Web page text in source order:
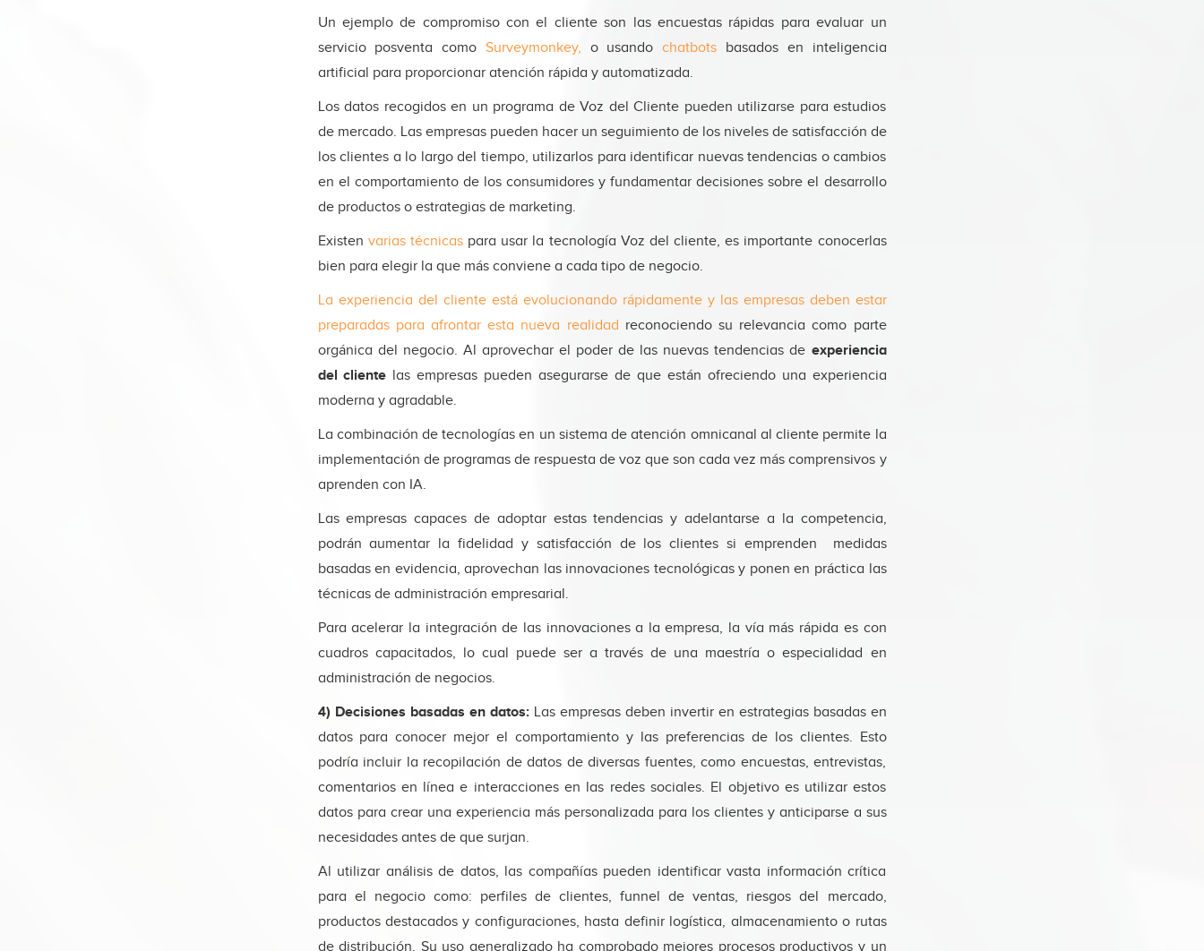
Un ejemplo de compromiso con el cliente son las encuestas rápidas para evaluar un
servicio posventa como Surveymonkey, o usandochatbots basados en inteligencia
artificial para proporcionar atención rápida y automatizada.
Los datos recogidos en un programa de Voz del Cliente pueden utilizarse para estudios
de mercado. Las empresas pueden hacer un seguimiento de los niveles de satisfacción de
los clientes a lo largo del tiempo, utilizarlos para identificar nuevas tendencias o cambios
en el comportamiento de los consumidores y fundamentar decisiones sobre el desarrollo
de productos o estrategias de marketing.
Existen varias técnicaspara usar la tecnología Voz del cliente, es importante conocerlas
bien para elegir la que más conviene a cada tipo de negocio.
La experiencia del cliente está evolucionando rápidamente y las empresas deben estar
preparadas para afrontar esta nueva realidad reconociendo su relevancia como parte
orgánica del negocio. Al aprovechar el poder de las nuevas tendencias de experiencia
del cliente las empresas pueden asegurarse de que están ofreciendo una experiencia
moderna y agradable.
La combinación de tecnologías en un sistema de atención omnicanal al cliente permite la
implementación de programas de respuesta de voz que son cada vez más comprensivos y
aprenden con IA.
Las empresas capaces de adoptar estas tendencias y adelantarse a la competencia,
podrán aumentar la fidelidad y satisfacción de los clientes si emprenden medidas
basadas en evidencia, aprovechan las innovaciones tecnológicas y ponen en práctica las
técnicas de administración empresarial.
Para acelerar la integración de las innovaciones a la empresa, la vía más rápida es con
cuadros capacitados, lo cual puede ser a través de una maestría o especialidad en
administración de negocios.
4) Decisiones basadas en datos:Las empresas deben invertir en estrategias basadas en
datos para conocer mejor el comportamiento y las preferencias de los clientes. Esto
podría incluir la recopilación de datos de diversas fuentes, como encuestas, entrevistas,
comentarios en línea e interacciones en las redes sociales. El objetivo es utilizar estos
datos para crear una experiencia más personalizada para los clientes y anticiparse a sus
necesidades antes de que surjan.
Al utilizar análisis de datos, las compañías pueden identificar vasta información crítica
para el negocio como: perfiles de clientes, funnel de ventas, riesgos del mercado,
productos destacados y configuraciones, hasta definir logística, almacenamiento o rutas
de distribución. Su uso generalizado ha comprobado mejores procesos productivos y un